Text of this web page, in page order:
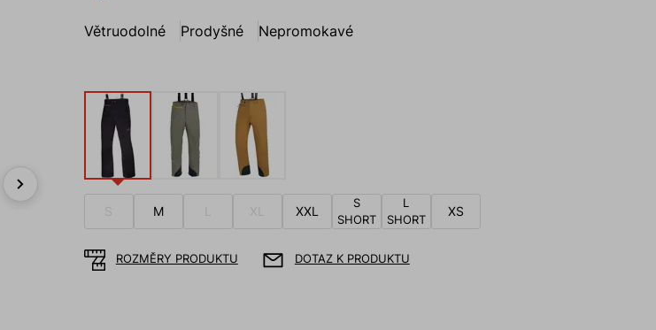
Větruodolné Prodyšné Nepromokavé
S M XL XXL
S
SHORT
L
SHORT
XS
ROZMĚRY PRODUKTU DOTAZ K PRODUKTU